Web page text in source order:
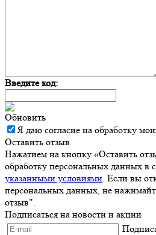
Введите код:
Обновить
Я даю согласие на обработку
Оставить отзыв
Нажатием на кнопку «Оставить
обработку персональных данных в
указанными условиями. Если вы
персональных данных, не
отзыв".
Подписаться на новости и акции